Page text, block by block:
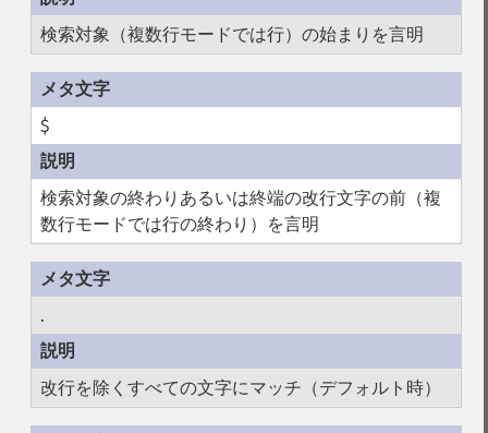
検索対象（複数行モードでは行）の始まりを言明
$
検索対象の終わりあるいは終端の改行文字の前（複
数行モードでは行の終わり）を言明
.
改行を除くすべての文字にマッチ（デフォルト時）